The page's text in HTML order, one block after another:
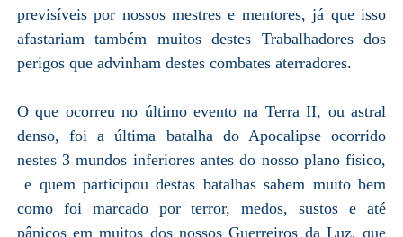
previsíveis por nossos mestres e mentores, já que isso
afastariam também muitos destes Trabalhadores dos
perigos que advinham destes combates aterradores.
O que ocorreu no último evento na Terra II, ou astral
denso, foi a última batalha do Apocalipse ocorrido
nestes 3 mundos inferiores antes do nosso plano físico,
e quem participou destas batalhas sabem muito bem
como foi marcado por terror, medos, sustos e até
pânicos em muitos dos nossos Guerreiros da Luz, que